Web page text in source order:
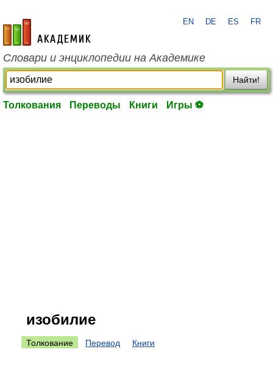
academic.ru
EN DE ES FR
Словари и энциклопедии на Академике
Найти!
Толкования Переводы Книги Игры ⚽
изобилие
Толкование Перевод Книги